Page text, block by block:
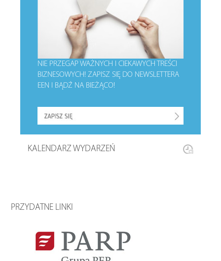
NIE PRZEGAP WAŻNYCH I CIEKAWYCH TREŚCI
BIZNESOWYCH!ZAPISZ SIĘ DO NEWSLETTERA
EEN I BĄDŹ NA BIEŻĄCO!
KALENDARZ WYDARZEŃ
PRZYDATNE LINKI